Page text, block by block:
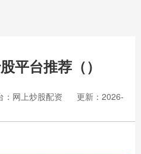
平台推荐（）
：网上炒股配资
更新：2026-